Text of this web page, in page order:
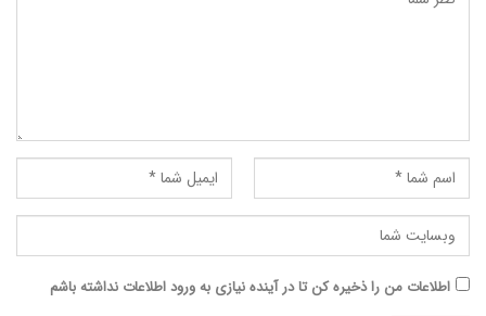
اطلاعات من را ذخیره کن تا در آینده نیازی به ورود اطلاعات نداشته باشم